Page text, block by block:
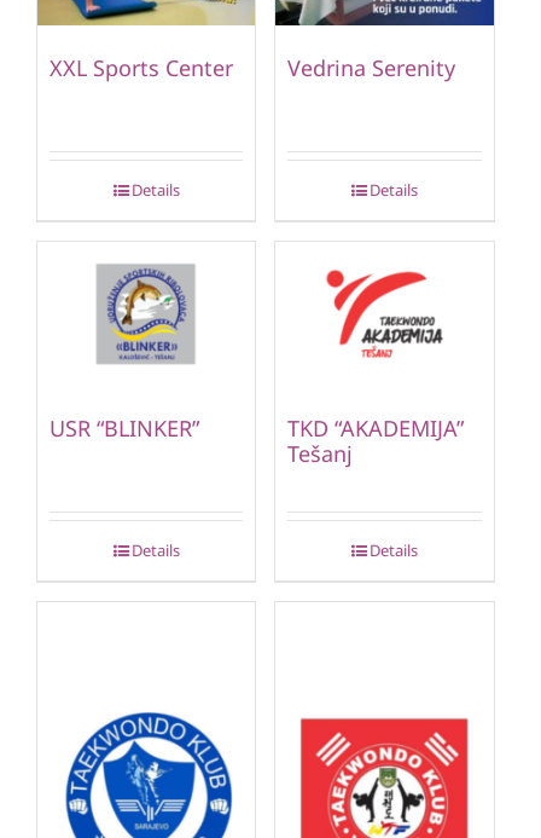
XXL Sports Center
Details
Vedrina Serenity
Details
USR “BLINKER”
Details
TKD “AKADEMIJA”
Tešanj
Details